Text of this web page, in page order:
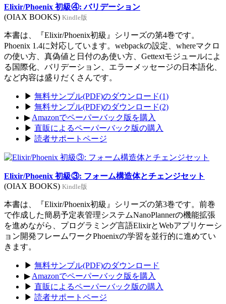
Elixir/Phoenix 初級④: バリデーション
(OIAX BOOKS) Kindle版
本書は、『Elixir/Phoenix初級』シリーズの第4巻です。
Phoenix 1.4に対応しています。webpackの設定、whereマクロ
の使い方、真偽値と日付のあ使い方、Gettextモジュールによ
る国際化、バリデーション、エラーメッセージの日本語化、
など内容は盛りだくさんです。
▶ 無料サンプル(PDF)のダウンロード(1)
▶ 無料サンプル(PDF)のダウンロード(2)
▶ Amazonでペーパーバック版を購入
▶ 直販によるペーパーバック版の購入
▶ 読者サポートページ
Elixir/Phoenix 初級③: フォーム構造体とチェンジセット
(OIAX BOOKS) Kindle版
本書は、『Elixir/Phoenix初級』シリーズの第3巻です。前巻
で作成した簡易予定表管理システムNanoPlannerの機能拡張
を進めながら、プログラミング言語ElixirとWebアプリケーシ
ョン開発フレームワークPhoenixの学習を並行的に進めてい
きます。
▶ 無料サンプル(PDF)のダウンロード
▶ Amazonでペーパーバック版を購入
▶ 直販によるペーパーバック版の購入
▶ 読者サポートページ